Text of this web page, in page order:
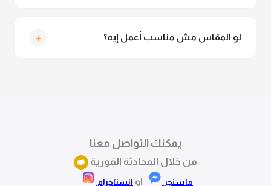
لو المقاس مش مناسب أعمل إيه؟ +
يمكنك التواصل معنا
من خلال المحادثة الفورية
ماسنجر او انستاجرام